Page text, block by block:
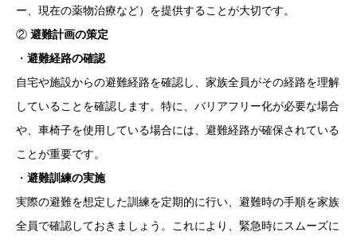
ー、現在の薬物治療など）を提供することが大切です。
② 避難計画の策定
・ 避難経路の確認
自宅や施設からの避難経路を確認し、家族全員がその経路を理解
していることを確認します。特に、バリアフリー化が必要な場合
や、車椅子を使用している場合には、避難経路が確保されている
ことが重要です。
・ 避難訓練の実施
実際の避難を想定した訓練を定期的に行い、避難時の手順を家族
全員で確認しておきましょう。これにより、緊急時にスムーズに